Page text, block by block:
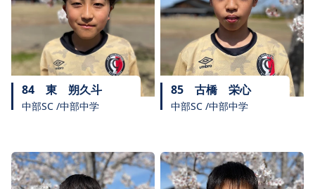
84 東 朔久斗
中部SC /中部中学
85 古橋 栄心
中部SC /中部中学